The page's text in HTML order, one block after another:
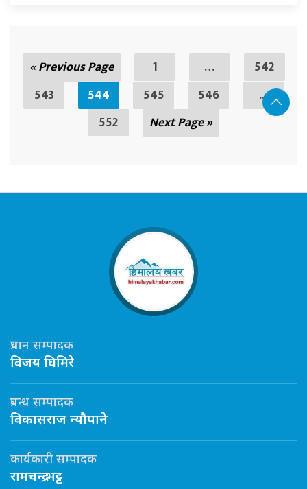
« Previous Page 1 …
542
543
544 545 546
...
552
Next Page »
प्रधान सम्पादक
विजय घिमिरे
प्रबन्ध सम्पादक
विकासराज न्यौपाने
कार्यकारी सम्पादक
रामचन्द्र भट्ट